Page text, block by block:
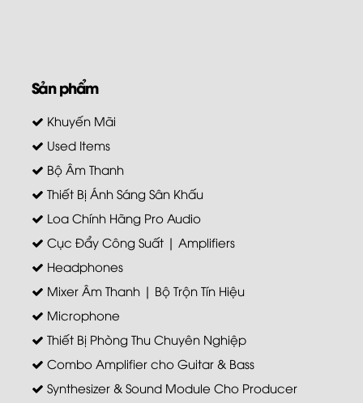
Sản phẩm
Khuyến Mãi
Used Items
Bộ Âm Thanh
Thiết Bị Ánh Sáng Sân Khấu
Loa Chính Hãng Pro Audio
Cục Đẩy Công Suất | Amplifiers
Headphones
Mixer Âm Thanh | Bộ Trộn Tín Hiệu
Microphone
Thiết Bị Phòng Thu Chuyên Nghiệp
Combo Amplifier cho Guitar & Bass
Synthesizer & Sound Module Cho Producer